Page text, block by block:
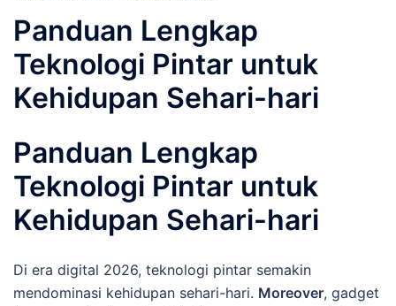
Panduan Lengkap
Teknologi Pintar untuk
Kehidupan Sehari-hari
Panduan Lengkap
Teknologi Pintar untuk
Kehidupan Sehari-hari
Di era digital 2026, teknologi pintar semakin
mendominasi kehidupan sehari-hari. Moreover, gadget